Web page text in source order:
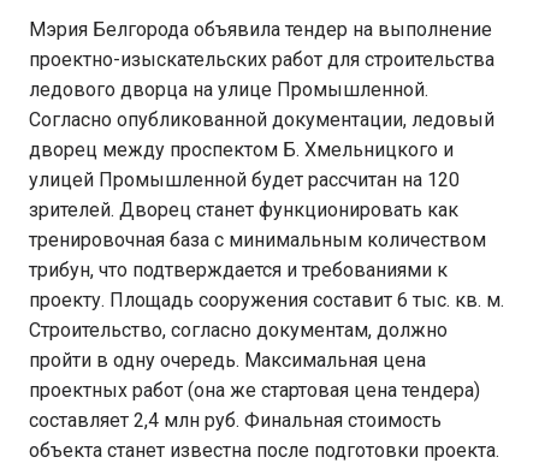
Мэрия Белгорода объявила тендер на выполнение
проектно-изыскательских работ для строительства
ледового дворца на улице Промышленной.
Согласно опубликованной документации, ледовый
дворец между проспектом Б. Хмельницкого и
улицей Промышленной будет рассчитан на 120
зрителей. Дворец станет функционировать как
тренировочная база с минимальным количеством
трибун, что подтверждается и требованиями к
проекту. Площадь сооружения составит 6 тыс. кв. м.
Строительство, согласно документам, должно
пройти в одну очередь. Максимальная цена
проектных работ (она же стартовая цена тендера)
составляет 2,4 млн руб. Финальная стоимость
объекта станет известна после подготовки проекта.